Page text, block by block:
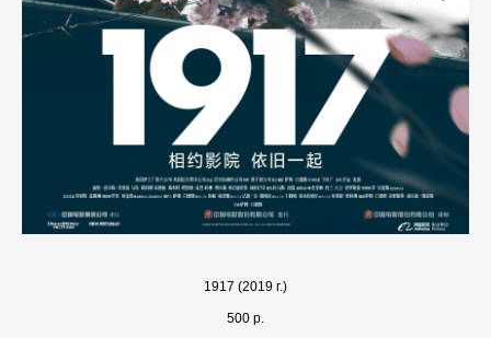
1917 (2019 г.)
500 р.